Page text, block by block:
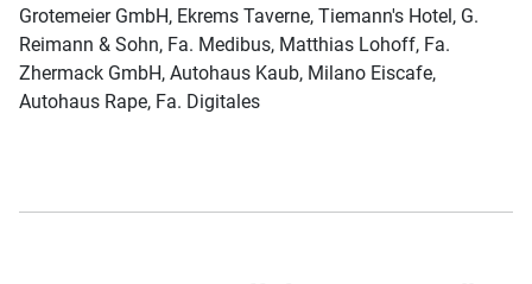
Grotemeier GmbH, Ekrems Taverne, Tiemann's Hotel, G.
Reimann & Sohn, Fa. Medibus, Matthias Lohoff, Fa.
Zhermack GmbH, Autohaus Kaub, Milano Eiscafe,
Autohaus Rape, Fa. Digitales